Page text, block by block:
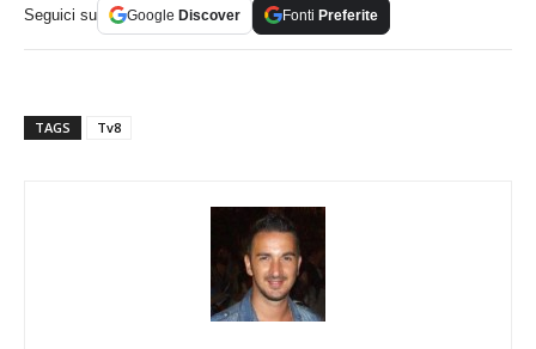
Seguici su Google Discover Fonti Preferite
TAGS Tv8